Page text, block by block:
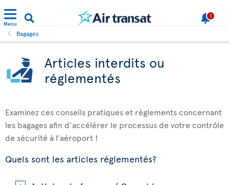
Menu
1
Bagages
Articles interdits ou
réglementés
Examinez ces conseils pratiques et règlements concernant
les bagages afin d’accélérer le processus de votre contrôle
de sécurité à l’aéroport !
Quels sont les articles réglementés?